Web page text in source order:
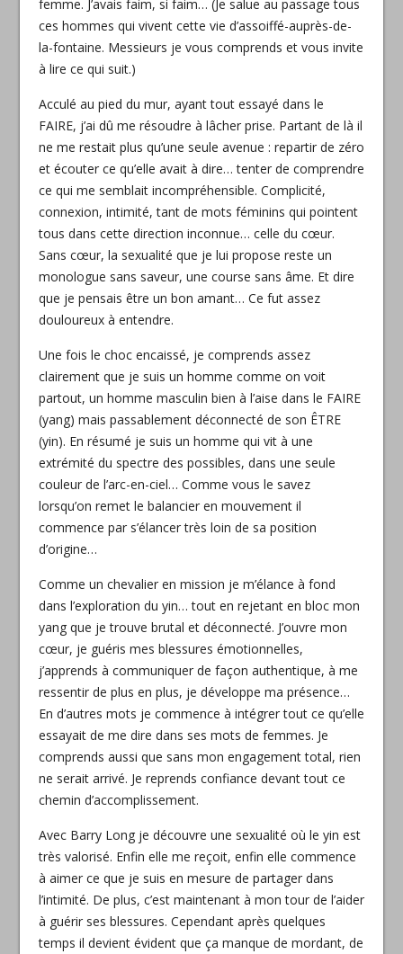
femme. J’avais faim, si faim… (Je salue au passage tous
ces hommes qui vivent cette vie d’assoiffé-auprès-de-
la-fontaine. Messieurs je vous comprends et vous invite
à lire ce qui suit.)
Acculé au pied du mur, ayant tout essayé dans le
FAIRE, j’ai dû me résoudre à lâcher prise. Partant de là il
ne me restait plus qu’une seule avenue : repartir de zéro
et écouter ce qu’elle avait à dire… tenter de comprendre
ce qui me semblait incompréhensible. Complicité,
connexion, intimité, tant de mots féminins qui pointent
tous dans cette direction inconnue… celle du cœur.
Sans cœur, la sexualité que je lui propose reste un
monologue sans saveur, une course sans âme. Et dire
que je pensais être un bon amant… Ce fut assez
douloureux à entendre.
Une fois le choc encaissé, je comprends assez
clairement que je suis un homme comme on voit
partout, un homme masculin bien à l’aise dans le FAIRE
(yang) mais passablement déconnecté de son ÊTRE
(yin). En résumé je suis un homme qui vit à une
extrémité du spectre des possibles, dans une seule
couleur de l’arc-en-ciel… Comme vous le savez
lorsqu’on remet le balancier en mouvement il
commence par s’élancer très loin de sa position
d’origine…
Comme un chevalier en mission je m’élance à fond
dans l’exploration du yin… tout en rejetant en bloc mon
yang que je trouve brutal et déconnecté. J’ouvre mon
cœur, je guéris mes blessures émotionnelles,
j’apprends à communiquer de façon authentique, à me
ressentir de plus en plus, je développe ma présence…
En d’autres mots je commence à intégrer tout ce qu’elle
essayait de me dire dans ses mots de femmes. Je
comprends aussi que sans mon engagement total, rien
ne serait arrivé. Je reprends confiance devant tout ce
chemin d’accomplissement.
Avec Barry Long je découvre une sexualité où le yin est
très valorisé. Enfin elle me reçoit, enfin elle commence
à aimer ce que je suis en mesure de partager dans
l’intimité. De plus, c’est maintenant à mon tour de l’aider
à guérir ses blessures. Cependant après quelques
temps il devient évident que ça manque de mordant, de